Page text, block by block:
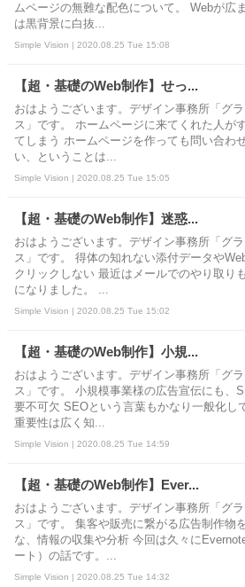
ムページの無難な配色について。 Webが広
は黒背景に白抜...
Simple Vision | 2020.08.25 Tue 15:08
【超・基礎のWeb制作】せっ...
おはようございます。デザイン事務所「グ
ス」です。 ホームページに来てくれた人が
てしまう ホームページを作っても問い合わ
い、ということは...
Simple Vision | 2020.08.25 Tue 15:05
【超・基礎のWeb制作】迷惑...
おはようございます。デザイン事務所「グ
ス」です。 得体の知れない添付データや
クリックしない 最近はメールでのやり取り
になりました。 ...
Simple Vision | 2020.08.25 Tue 15:02
【超・基礎のWeb制作】小規...
おはようございます。デザイン事務所「グ
ス」です。 小規模事業様の広告宣伝にも、
要不可欠 SEOという言葉もかなり一般化し
重要性は広く知...
Simple Vision | 2020.08.25 Tue 14:59
【超・基礎のWeb制作】Ever...
おはようございます。デザイン事務所「グ
ス」です。 集客や販売に繋がる広告制作物
な、情報の収集や分析 今回は久々に
ート）の話です。...
Simple Vision | 2020.08.25 Tue 14:32